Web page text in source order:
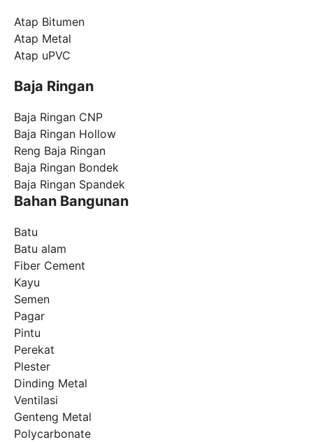
Atap Bitumen
Atap Metal
Atap uPVC
Baja Ringan
Baja Ringan CNP
Baja Ringan Hollow
Reng Baja Ringan
Baja Ringan Bondek
Baja Ringan Spandek
Bahan Bangunan
Batu
Batu alam
Fiber Cement
Kayu
Semen
Pagar
Pintu
Perekat
Plester
Dinding Metal
Ventilasi
Genteng Metal
Polycarbonate